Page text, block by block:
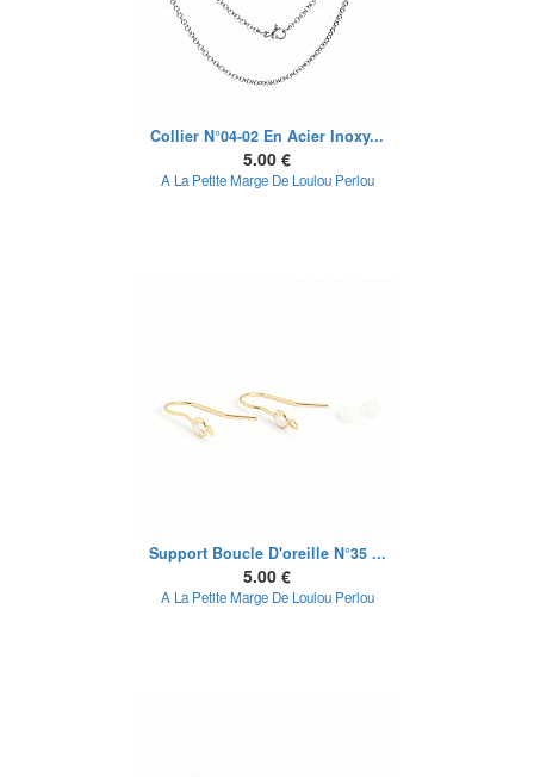
Collier N°04-02 En Acier Inoxy...
5.00 €
A La Petite Marge De Loulou Perlou
Support Boucle D'oreille N°35 ...
5.00 €
A La Petite Marge De Loulou Perlou